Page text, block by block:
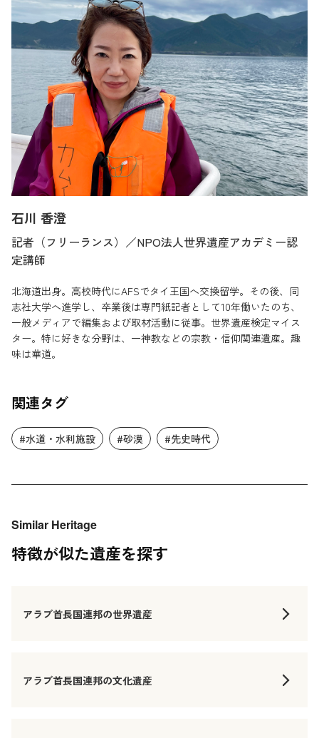
石川 香澄
記者（フリーランス）／NPO法人世界遺産アカデミー認
定講師
北海道出身。高校時代にAFSでタイ王国へ交換留学。その後、同
志社大学へ進学し、卒業後は専門紙記者として10年働いたのち、
一般メディアで編集および取材活動に従事。世界遺産検定マイス
ター。特に好きな分野は、一神教などの宗教・信仰関連遺産。趣
味は華道。
関連タグ
#水道・水利施設 #砂漠 #先史時代
Similar Heritage
特徴が似た遺産を探す
アラブ首長国連邦の世界遺産
アラブ首長国連邦の文化遺産